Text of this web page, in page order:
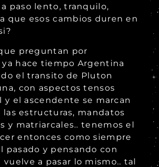
paso lento, tranquilo,
que esos cambios duren en
preguntan por
hace tiempo Argentina
el transito de Pluton
con aspectos tensos
y el ascendente se marcan
las estructuras, mandatos
y matriarcales.. tenemos el
entonces como siempre
pasado y pensando con
a pasar lo mismo.. tal